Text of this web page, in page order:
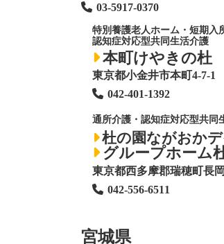
03-5917-0370
特別養護老人ホーム ・短期入
認知症対応型共同生活介護
本町けやきの杜
東京都小金井市本町4-7-1
042-401-1392
通所介護・認知症対応型共同
杜の園ながおか
グループホーム
東京都西多摩郡瑞穂町長
042-556-6511
宮城県